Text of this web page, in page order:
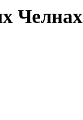
Челнах